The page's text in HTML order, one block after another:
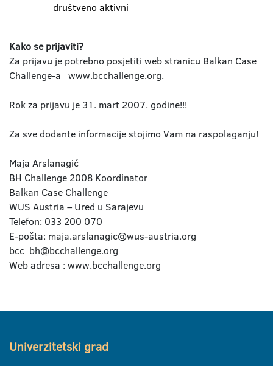
društveno aktivni
Kako se prijaviti?
Za prijavu je potrebno posjetiti web stranicu Balkan Case
Challenge-a www.bcchallenge.org.
Rok za prijavu je 31. mart 2007. godine!!!
Za sve dodante informacije stojimo Vam na raspolaganju!
Maja Arslanagić
BH Challenge 2008 Koordinator
Balkan Case Challenge
WUS Austria – Ured u Sarajevu
Telefon: 033 200 070
E-pošta: maja.arslanagic@wus-austria.org
bcc_bh@bcchallenge.org
Web adresa : www.bcchallenge.org
Univerzitetski grad